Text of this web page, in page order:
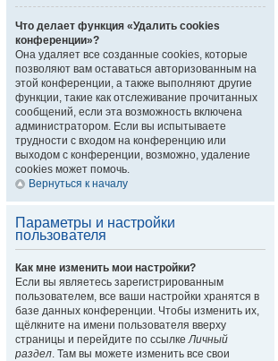
Что делает функция «Удалить cookies
конференции»?
Она удаляет все созданные cookies, которые
позволяют вам оставаться авторизованным на
этой конференции, а также выполняют другие
функции, такие как отслеживание прочитанных
сообщений, если эта возможность включена
администратором. Если вы испытываете
трудности с входом на конференцию или
выходом с конференции, возможно, удаление
cookies может помочь.
Вернуться к началу
Параметры и настройки
пользователя
Как мне изменить мои настройки?
Если вы являетесь зарегистрированным
пользователем, все ваши настройки хранятся в
базе данных конференции. Чтобы изменить их,
щёлкните на имени пользователя вверху
страницы и перейдите по ссылкеЛичный
раздел. Там вы можете изменить все свои